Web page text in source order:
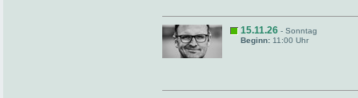
15.11.26 - Sonntag
Beginn: 11:00 Uhr